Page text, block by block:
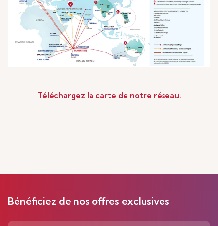
Téléchargez la carte de notre réseau.
Bénéficiez de nos offres exclusives